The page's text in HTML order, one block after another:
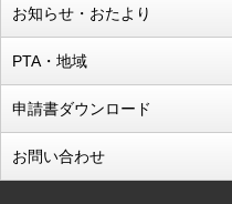
お知らせ・おたより
PTA・地域
申請書ダウンロード
お問い合わせ